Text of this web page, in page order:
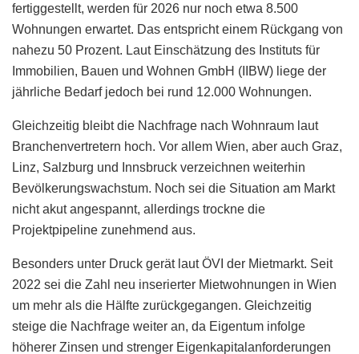
fertiggestellt, werden für 2026 nur noch etwa 8.500
Wohnungen erwartet. Das entspricht einem Rückgang von
nahezu 50 Prozent. Laut Einschätzung des Instituts für
Immobilien, Bauen und Wohnen GmbH (IIBW) liege der
jährliche Bedarf jedoch bei rund 12.000 Wohnungen.
Gleichzeitig bleibt die Nachfrage nach Wohnraum laut
Branchenvertretern hoch. Vor allem Wien, aber auch Graz,
Linz, Salzburg und Innsbruck verzeichnen weiterhin
Bevölkerungswachstum. Noch sei die Situation am Markt
nicht akut angespannt, allerdings trockne die
Projektpipeline zunehmend aus.
Besonders unter Druck gerät laut ÖVI der Mietmarkt. Seit
2022 sei die Zahl neu inserierter Mietwohnungen in Wien
um mehr als die Hälfte zurückgegangen. Gleichzeitig
steige die Nachfrage weiter an, da Eigentum infolge
höherer Zinsen und strenger Eigenkapitalanforderungen